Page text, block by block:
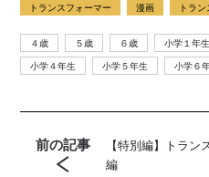
トランスフォーマー 漫画 トラ
４歳 ５歳 ６歳 小学１年生
小学４年生
小学５年生 小学６
前の記事
【特別編】トラ
編